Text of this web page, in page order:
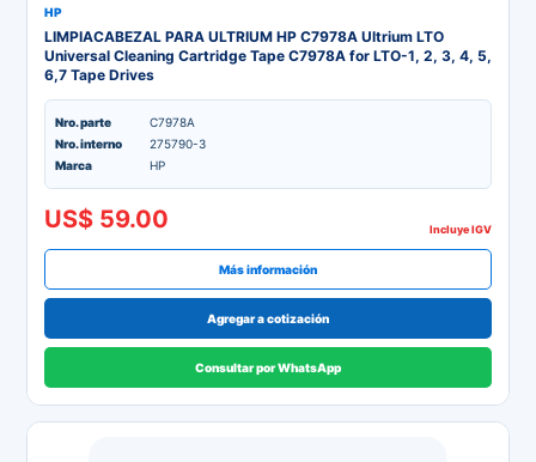
HP
LIMPIACABEZAL PARA ULTRIUM HP C7978A Ultrium LTO
Universal Cleaning Cartridge Tape C7978A for LTO-1, 2, 3, 4, 5,
6,7 Tape Drives
Nro. parte
C7978A
Nro. interno
275790-3
Marca
HP
US$ 59.00 Incluye IGV
Más información
Agregar a cotización
Consultar por WhatsApp